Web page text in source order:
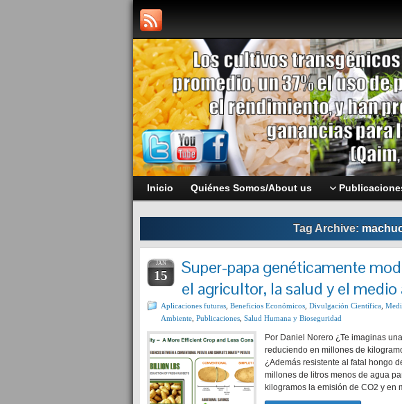
Inicio Quiénes Somos/About us
Tag Archive:
JAN
15
Super-papa genéticamente
el agricultor, la salud y el medio
Aplicaciones futuras Beneficios Económicos Divulgación Científica
Ambiente Publicaciones Salud Humana y Bioseguridad
Por Daniel Norero ¿Te imaginas
reduciendo en millones de
¿Además resistente al fatal hongo
millones de litros menos de agua
kilogramos la emisión de CO2 y en